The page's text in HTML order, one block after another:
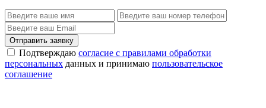
Отправить заявку
Подтверждаю согласие с правилами обработки
персональных данных и принимаю пользовательское
соглашение